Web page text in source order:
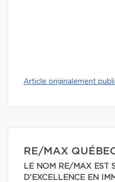
Article originalement
RE/MAX
LE NOM RE/MAX EST
D'EXCELLENCE EN